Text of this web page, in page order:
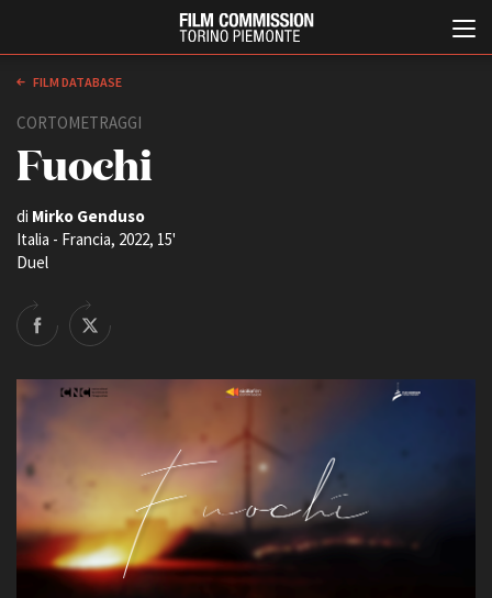
Chi siamo
Partner
Rete regionale
Bilancio sociale
Amministrazione
trasparente
Anteprime in Piemonte
TFI Torino Film Industry -
Avenue Cove - Erasmus +
Guarda che storia!
La Grazia - Immagini e
location della Torino di Paolo
Sorrentino
FILM DATABASE
CORTOMETRAGGI
Fuochi
di Mirko Genduso
Italia - Francia, 2022, 15'
Duel